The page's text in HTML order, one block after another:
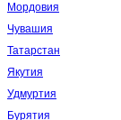
Мордовия
Чувашия
Татарстан
Якутия
Удмуртия
Бурятия